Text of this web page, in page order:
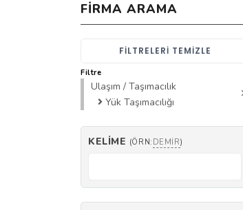
FIRMA ARAMA
FILTRELERI TEMIZLE
Filtre
Ulaşım / Taşımacılık
Yük Taşımacılığı
KELIME (ÖRN: DEMIR)